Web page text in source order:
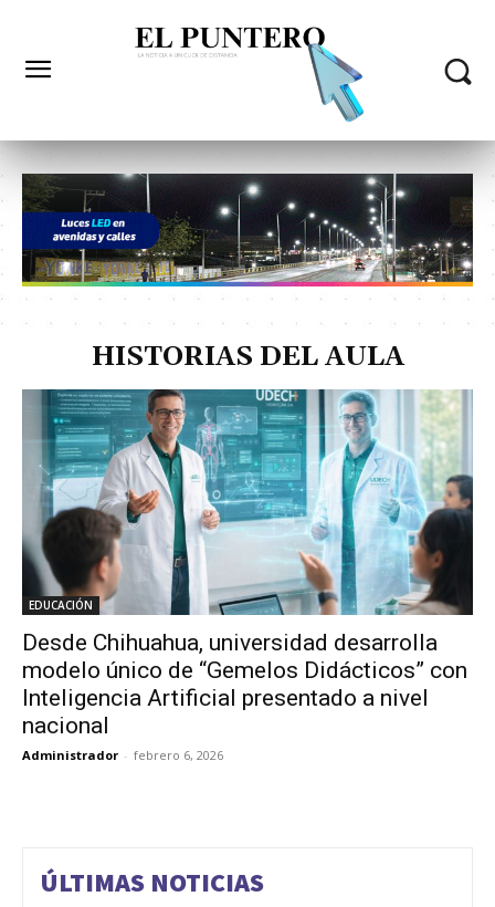
HISTORIAS DEL AULA
EDUCACIÓN
Desde Chihuahua, universidad desarrolla
modelo único de “Gemelos Didácticos” con
Inteligencia Artificial presentado a nivel
nacional
Administrador - febrero 6, 2026
ÚLTIMAS NOTICIAS